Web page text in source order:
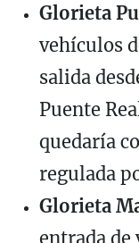
Glorieta
vehículos
salida
Puente
quedaría
regulada
Glorieta
entrada de